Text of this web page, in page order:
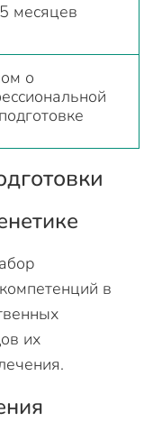
месяцев
о
в
их